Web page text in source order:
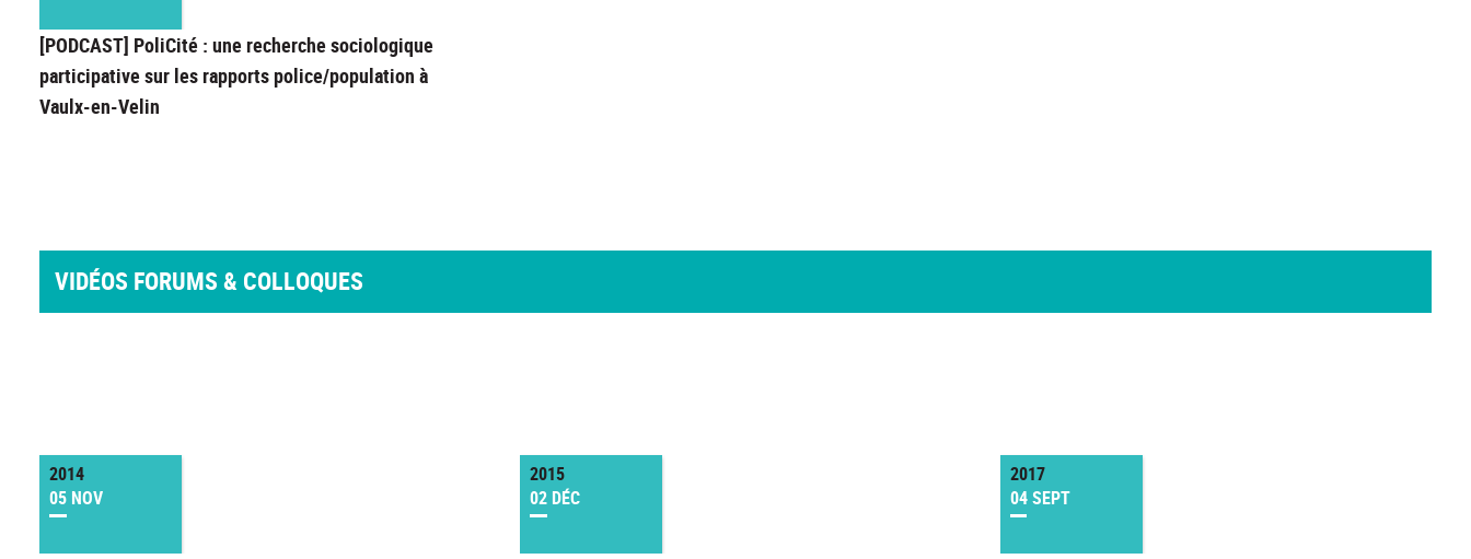
[PODCAST] PoliCité : une recherche sociologique
participative sur les rapports police/population à
Vaulx-en-Velin
VIDÉOS FORUMS & COLLOQUES
2014
05 NOV
2015
02 DÉC
2017
04 SEPT